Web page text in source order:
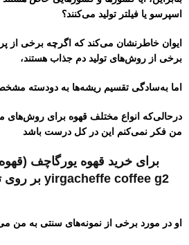
اسپرسو یا فیلتر تولید می‌کنند؟
ایوان خاطرنشان می‌کند که اگرچه برخی از
برخی از روش‌های تولید دم جذاب هستند،
اما به‌سادگی تقسیم ریشه‌ها به دودسته
درحالی‌که انواع مختلف قهوه برای روش‌های
من فکر نمی‌کنم این در کل درست باشد
برای خرید قهوه یورگاچف
yirgacheffe coffee g2 بر روی تصویر زیر کلیک کنید
او در مورد برخی از نمونه‌های سنتی به من